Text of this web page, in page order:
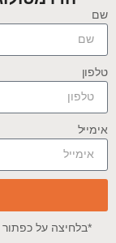
שם
טלפון
אימייל
*בלחיצה על